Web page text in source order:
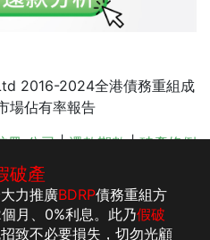
2016-2024全港債務重組成
場佔有率報告
冊 公司|還款期數|破產條例
追數公司手法
計師
破產
力推廣BDRP債務重組方
月、0%利息。此乃假破
致不必要損失，切勿光顧